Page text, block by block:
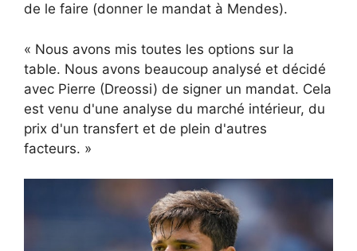
de le faire (donner le mandat à Mendes).
« Nous avons mis toutes les options sur la
table. Nous avons beaucoup analysé et décidé
avec Pierre (Dreossi) de signer un mandat. Cela
est venu d'une analyse du marché intérieur, du
prix d'un transfert et de plein d'autres
facteurs. »